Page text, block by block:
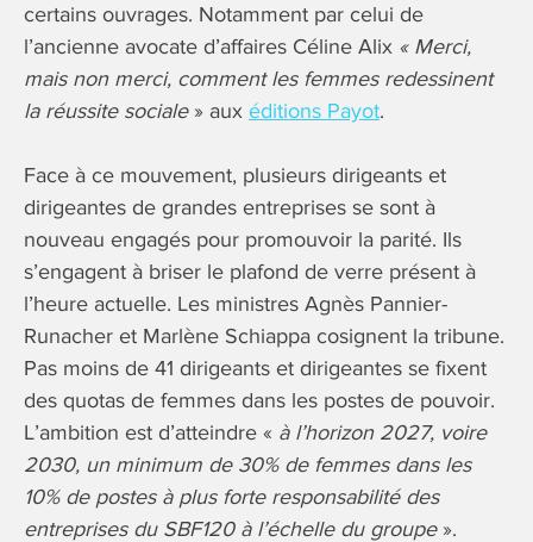
certains ouvrages. Notamment par celui de
l’ancienne avocate d’affaires Céline Alix « Merci,
mais non merci, comment les femmes redessinent
la réussite sociale» aux éditions Payot.
Face à ce mouvement, plusieurs dirigeants et
dirigeantes de grandes entreprises se sont à
nouveau engagés pour promouvoir la parité. Ils
s’engagent à briser le plafond de verre présent à
l’heure actuelle. Les ministres Agnès Pannier-
Runacher et Marlène Schiappa cosignent la tribune.
Pas moins de 41 dirigeants et dirigeantes se fixent
des quotas de femmes dans les postes de pouvoir.
L’ambition est d’atteindre « à l’horizon 2027, voire
2030, un minimum de 30% de femmes dans les
10% de postes à plus forte responsabilité des
entreprises du SBF120 à l’échelle du groupe ».